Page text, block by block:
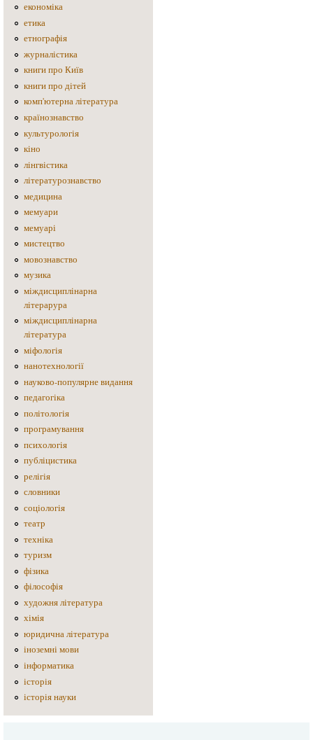
економіка
етика
етнографія
журналістика
книги про Київ
книги про дітей
комп'ютерна література
країнознавство
культурологія
кіно
лінгвістика
літературознавство
медицина
мемуари
мемуарі
мистецтво
мовознавство
музика
міждисциплінарна
літерарура
міждисциплінарна
література
міфологія
нанотехнології
науково-популярне видання
педагогіка
політологія
програмування
психологія
публіцистика
релігія
словники
соціологія
театр
техніка
туризм
фізика
філософія
художня література
хімія
юридична література
іноземні мови
інформатика
історія
історія науки